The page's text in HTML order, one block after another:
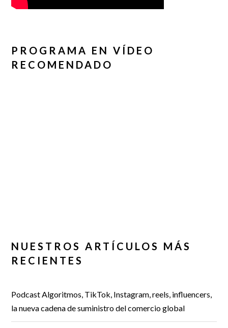
PROGRAMA EN VÍDEO
RECOMENDADO
NUESTROS ARTÍCULOS MÁS
RECIENTES
Podcast Algoritmos, TikTok, Instagram, reels, influencers,
la nueva cadena de suministro del comercio global